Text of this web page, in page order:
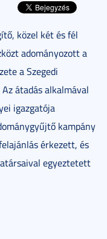
közel két és fél
adományozott a
a Szegedi
átadás alkalmával
igazgatója
kampány
érkezett, és
egyeztetett